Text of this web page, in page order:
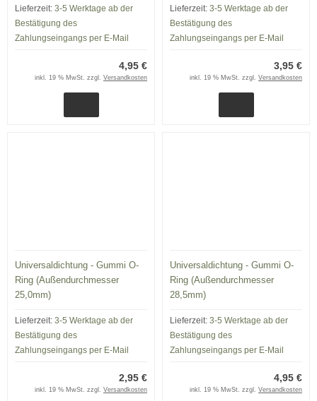
Lieferzeit: 3-5 Werktage ab der
Bestätigung des
Zahlungseingangs per E-Mail
4,95 €
inkl. 19 % MwSt. zzgl. Versandkosten
Lieferzeit: 3-5 Werktage ab der
Bestätigung des
Zahlungseingangs per E-Mail
3,95 €
inkl. 19 % MwSt. zzgl. Versandkosten
Universaldichtung - Gummi O-
Ring (Außendurchmesser
25,0mm)
Lieferzeit: 3-5 Werktage ab der
Bestätigung des
Zahlungseingangs per E-Mail
2,95 €
inkl. 19 % MwSt. zzgl. Versandkosten
Universaldichtung - Gummi O-
Ring (Außendurchmesser
28,5mm)
Lieferzeit: 3-5 Werktage ab der
Bestätigung des
Zahlungseingangs per E-Mail
4,95 €
inkl. 19 % MwSt. zzgl. Versandkosten